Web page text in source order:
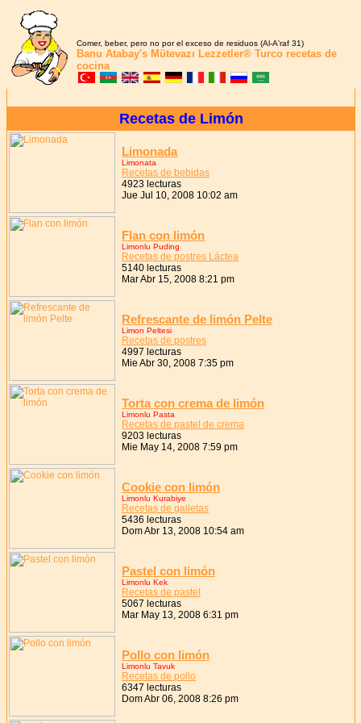
Comer, beber, pero no por el exceso de residuos (Al-A'raf 31)
Banu Atabay's Mütevazı Lezzetler® Turco recetas de
cocina
Recetas de Limón
Limonada
Limonata
Recetas de bebidas
4923 lecturas
Jue Jul 10, 2008 10:02 am
Flan con limón
Limonlu Puding
Recetas de postres Láctea
5140 lecturas
Mar Abr 15, 2008 8:21 pm
Refrescante de limón Pelte
Limon Peltesi
Recetas de postres
4997 lecturas
Mie Abr 30, 2008 7:35 pm
Torta con crema de limón
Limonlu Pasta
Recetas de pastel de crema
9203 lecturas
Mie May 14, 2008 7:59 pm
Cookie con limón
Limonlu Kurabiye
Recetas de galletas
5436 lecturas
Dom Abr 13, 2008 10:54 am
Pastel con limón
Limonlu Kek
Recetas de pastel
5067 lecturas
Mar May 13, 2008 6:31 pm
Pollo con limón
Limonlu Tavuk
Recetas de pollo
6347 lecturas
Dom Abr 06, 2008 8:26 pm